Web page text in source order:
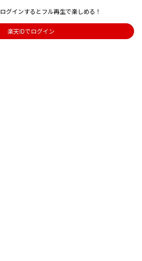
ログインするとフル再生で楽しめる！
楽天IDでログイン